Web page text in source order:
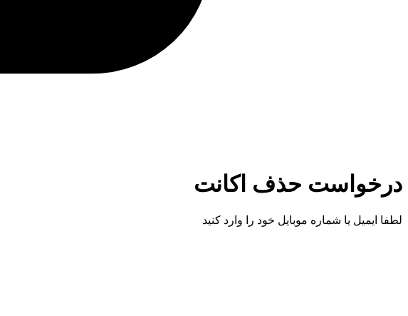
درخواست حذف اکانت
لطفا ایمیل یا شماره موبایل خود را وارد کنید